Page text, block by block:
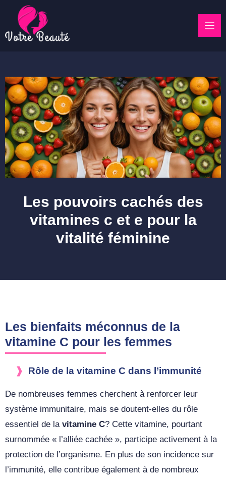
content
Les pouvoirs cachés des
vitamines c et e pour la
vitalité féminine
Les bienfaits méconnus de la
vitamine C pour les femmes
Rôle de la vitamine C dans l’immunité
De nombreuses femmes cherchent à renforcer leur
système immunitaire, mais se doutent-elles du rôle
essentiel de la vitamine C? Cette vitamine, pourtant
surnommée « l’alliée cachée », participe activement à la
protection de l’organisme. En plus de son incidence sur
l’immunité, elle contribue également à de nombreux